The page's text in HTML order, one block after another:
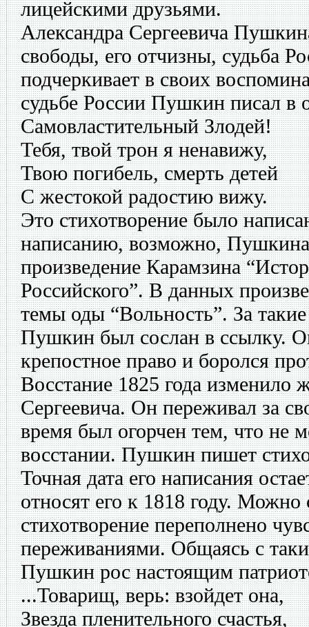
лицейскими друзьями.
Александра Сергеевича
свободы, его отчизны, судьба
подчеркивает в своих
судьбе России Пушкин писал в
Самовластительный Злодей!
Тебя, твой трон я ненавижу,
Твою погибель, смерть детей
С жестокой радостию вижу.
Это стихотворение было
написанию, возможно,
произведение Карамзина
Российского”. В данных
темы оды “Вольность”. За
Пушкин был сослан в ссылку.
крепостное право и боролся
Восстание 1825 года изменило
Сергеевича. Он переживал за
время был огорчен тем, что не
восстании. Пушкин пишет
Точная дата его написания
относят его к 1818 году. Можно
стихотворение переполнено
переживаниями. Общаясь с
Пушкин рос настоящим
...Товарищ, верь: взойдет она,
Звезда пленительного счастья,